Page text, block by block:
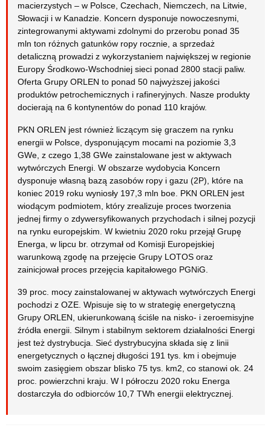
macierzystych – w Polsce, Czechach, Niemczech, na Litwie,
Słowacji i w Kanadzie. Koncern dysponuje nowoczesnymi,
zintegrowanymi aktywami zdolnymi do przerobu ponad 35
mln ton różnych gatunków ropy rocznie, a sprzedaż
detaliczną prowadzi z wykorzystaniem największej w regionie
Europy Środkowo-Wschodniej sieci ponad 2800 stacji paliw.
Oferta Grupy ORLEN to ponad 50 najwyższej jakości
produktów petrochemicznych i rafineryjnych. Nasze produkty
docierają na 6 kontynentów do ponad 110 krajów.
PKN ORLEN jest również liczącym się graczem na rynku
energii w Polsce, dysponującym mocami na poziomie 3,3
GWe, z czego 1,38 GWe zainstalowane jest w aktywach
wytwórczych Energi. W obszarze wydobycia Koncern
dysponuje własną bazą zasobów ropy i gazu (2P), które na
koniec 2019 roku wyniosły 197,3 mln boe. PKN ORLEN jest
wiodącym podmiotem, który zrealizuje proces tworzenia
jednej firmy o zdywersyfikowanych przychodach i silnej pozycji
na rynku europejskim. W kwietniu 2020 roku przejął Grupę
Energa, w lipcu br. otrzymał od Komisji Europejskiej
warunkową zgodę na przejęcie Grupy LOTOS oraz
zainicjował proces przejęcia kapitałowego PGNiG.
39 proc. mocy zainstalowanej w aktywach wytwórczych Energi
pochodzi z OZE. Wpisuje się to w strategię energetyczną
Grupy ORLEN, ukierunkowaną ściśle na nisko- i zeroemisyjne
źródła energii. Silnym i stabilnym sektorem działalności Energi
jest też dystrybucja. Sieć dystrybucyjna składa się z linii
energetycznych o łącznej długości 191 tys. km i obejmuje
swoim zasięgiem obszar blisko 75 tys. km2, co stanowi ok. 24
proc. powierzchni kraju. W I półroczu 2020 roku Energa
dostarczyła do odbiorców 10,7 TWh energii elektrycznej.